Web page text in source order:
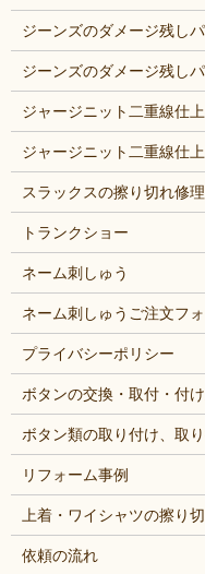
ジーンズのダメージ残し
ジーンズのダメージ残し
ジャージニット二重線仕
ジャージニット二重線仕
スラックスの擦り切れ修理
トランクショー
ネーム刺しゅう
ネーム刺しゅうご注文フ
プライバシーポリシー
ボタンの交換・取付・付
ボタン類の取り付け、取り
リフォーム事例
上着・ワイシャツの擦り
依頼の流れ